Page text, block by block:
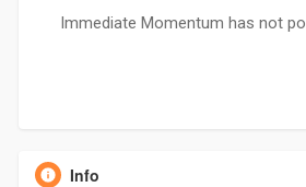
Immediate Momentum has not
Info